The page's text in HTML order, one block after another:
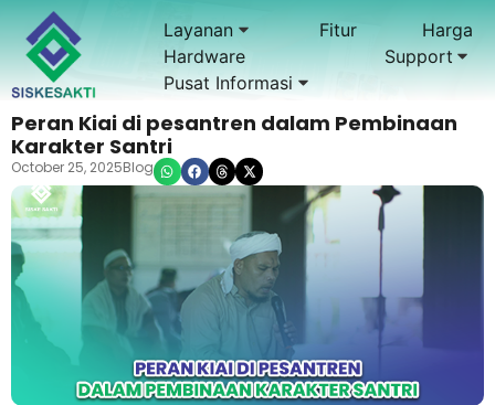
Layanan Fitur
Harga
Hardware
Support
Pusat Informasi
Peran Kiai di pesantren dalam Pembinaan
Karakter Santri
October 25, 2025Blog